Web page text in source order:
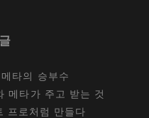
타의 승부수
메타가 주고 받는 것
프로처럼 만들다